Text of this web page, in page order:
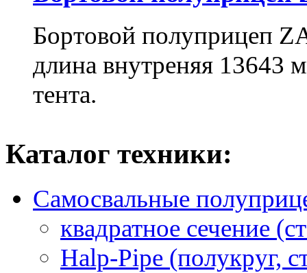
Бортовой полуприцеп
длина внутреняя 13643
тента.
Каталог техники:
Самосвальные
квадратное сечение
Halp-Pipe (полукруг,